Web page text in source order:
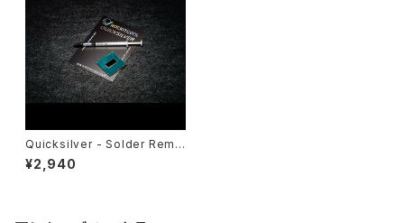
Quicksilver - Solder Remo
ver
¥2,940